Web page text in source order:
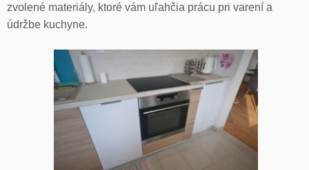
zvolené materiály, ktoré vám uľahčia prácu pri varení a
údržbe kuchyne.